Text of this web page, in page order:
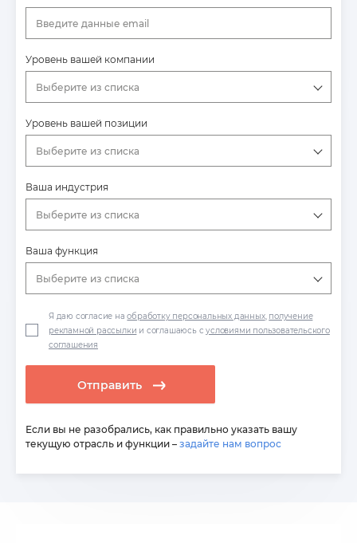
Введите данные email
Уровень вашей компании
Выберите из списка
Уровень вашей позиции
Выберите из списка
Ваша индустрия
Выберите из списка
Ваша функция
Выберите из списка
Я даю согласие наобработку персональных данных, получение
рекламной рассылки и соглашаюсь сусловиями пользовательского
соглашения
Отправить
Если вы не разобрались, как правильно указать вашу
текущую отрасль и функции – задайте нам вопрос